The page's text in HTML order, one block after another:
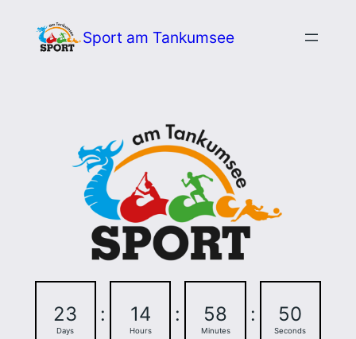
Inhalt
Sport am Tankumsee
23
Days
: 14
Hours
: 58
Minutes
: 49
Seconds